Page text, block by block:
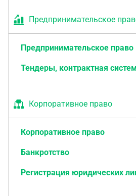
Предпринимательское
Предпринимательское право
Тендеры, контрактная
Корпоративное право
Корпоративное право
Банкротство
Регистрация юридических